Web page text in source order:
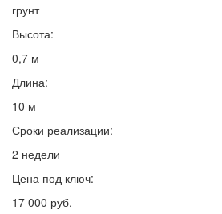
грунт
Высота:
0,7 м
Длина:
10 м
Сроки реализации:
2 недели
Цена под ключ:
17 000 руб.